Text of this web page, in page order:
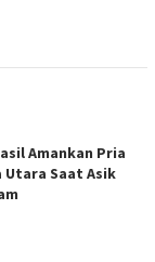
Amankan Pria
Utara Saat Asik